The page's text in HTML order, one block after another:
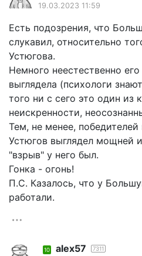
19.03.2023 11:59
Есть подозрения, что
слукавил, относительно
Устюгова.
Немного неестественно
выглядела (психологи
того ни с сего это один из
неискренности,
Тем, не менее, победителей
Устюгов выглядел мощней
"взрыв" у него был.
Гонка - огонь!
П.С. Казалось, что у
работали.
10 alex57 7311